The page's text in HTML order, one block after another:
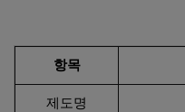
항목
제도명